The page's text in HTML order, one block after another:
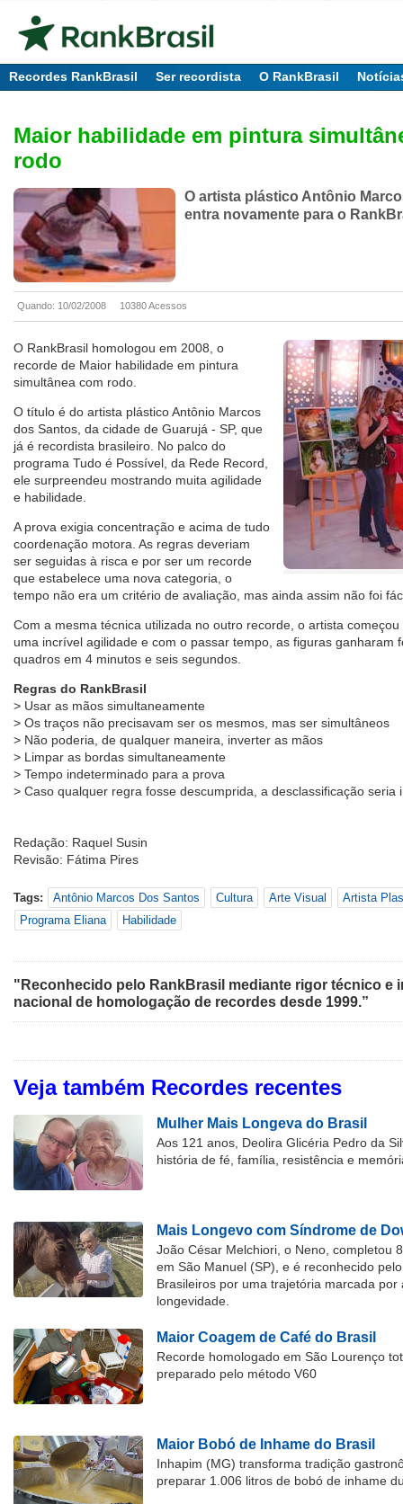
Recordes RankBrasil Ser recordista O RankBrasil
Maior habilidade em pintura
rodo
O artista plástico Antônio
entra novamente para o
Quando: 10/02/2008 10380 Acessos
O RankBrasil homologou em 2008, o
recorde de Maior habilidade em pintura
simultânea com rodo.
O título é do artista plástico Antônio Marcos
dos Santos, da cidade de Guarujá - SP, que
já é recordista brasileiro. No palco do
programa Tudo é Possível, da Rede Record,
ele surpreendeu mostrando muita agilidade
e habilidade.
A prova exigia concentração e acima de tudo
coordenação motora. As regras deveriam
ser seguidas à risca e por ser um recorde
que estabelece uma nova categoria, o
tempo não era um critério de avaliação, mas ainda assim não foi
Com a mesma técnica utilizada no outro recorde, o artista
uma incrível agilidade e com o passar tempo, as figuras ganharam
quadros em 4 minutos e seis segundos.
Regras do RankBrasil
> Usar as mãos simultaneamente
> Os traços não precisavam ser os mesmos, mas ser simultâneos
> Não poderia, de qualquer maneira, inverter as mãos
> Limpar as bordas simultaneamente
> Tempo indeterminado para a prova
> Caso qualquer regra fosse descumprida, a desclassificação seria
Redação: Raquel Susin
Revisão: Fátima Pires
Tags: Antônio Marcos Dos Santos Cultura Arte Visual
Artista
Programa Eliana
Habilidade
"Reconhecido pelo RankBrasil mediante rigor técnico e
nacional de homologação de recordes desde 1999.”
Veja também Recordes recentes
Mulher Mais Longeva do Brasil
Aos 121 anos, Deolira Glicéria Pedro da
história de fé, família, resistência e
Mais Longevo com Síndrome de
João César Melchiori, o Neno, completou
em São Manuel (SP), e é reconhecido
Brasileiros por uma trajetória marcada por
longevidade.
Maior Coagem de Café do Brasil
Recorde homologado em São Lourenço
preparado pelo método V60
Maior Bobó de Inhame do Brasil
Inhapim (MG) transforma tradição
preparar 1.006 litros de bobó de inhame